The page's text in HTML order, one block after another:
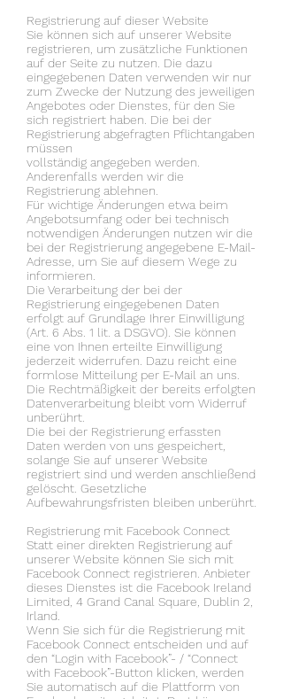
Registrierung auf dieser Website
Sie können sich auf unserer Website
registrieren, um zusätzliche Funktionen
auf der Seite zu nutzen. Die dazu
eingegebenen Daten verwenden wir nur
zum Zwecke der Nutzung des jeweiligen
Angebotes oder Dienstes, für den Sie
sich registriert haben. Die bei der
Registrierung abgefragten Pflichtangaben
müssen
vollständig angegeben werden.
Anderenfalls werden wir die
Registrierung ablehnen.
Für wichtige Änderungen etwa beim
Angebotsumfang oder bei technisch
notwendigen Änderungen nutzen wir die
bei der Registrierung angegebene E-Mail-
Adresse, um Sie auf diesem Wege zu
informieren.
Die Verarbeitung der bei der
Registrierung eingegebenen Daten
erfolgt auf Grundlage Ihrer Einwilligung
(Art. 6 Abs. 1 lit. a DSGVO). Sie können
eine von Ihnen erteilte Einwilligung
jederzeit widerrufen. Dazu reicht eine
formlose Mitteilung per E-Mail an uns.
Die Rechtmäßigkeit der bereits erfolgten
Datenverarbeitung bleibt vom Widerruf
unberührt.
Die bei der Registrierung erfassten
Daten werden von uns gespeichert,
solange Sie auf unserer Website
registriert sind und werden anschließend
gelöscht. Gesetzliche
Aufbewahrungsfristen bleiben unberührt.
Registrierung mit Facebook Connect
Statt einer direkten Registrierung auf
unserer Website können Sie sich mit
Facebook Connect registrieren. Anbieter
dieses Dienstes ist die Facebook Ireland
Limited, 4 Grand Canal Square, Dublin 2,
Irland.
Wenn Sie sich für die Registrierung mit
Facebook Connect entscheiden und auf
den “Login with Facebook”- / “Connect
with Facebook”-Button klicken, werden
Sie automatisch auf die Plattform von